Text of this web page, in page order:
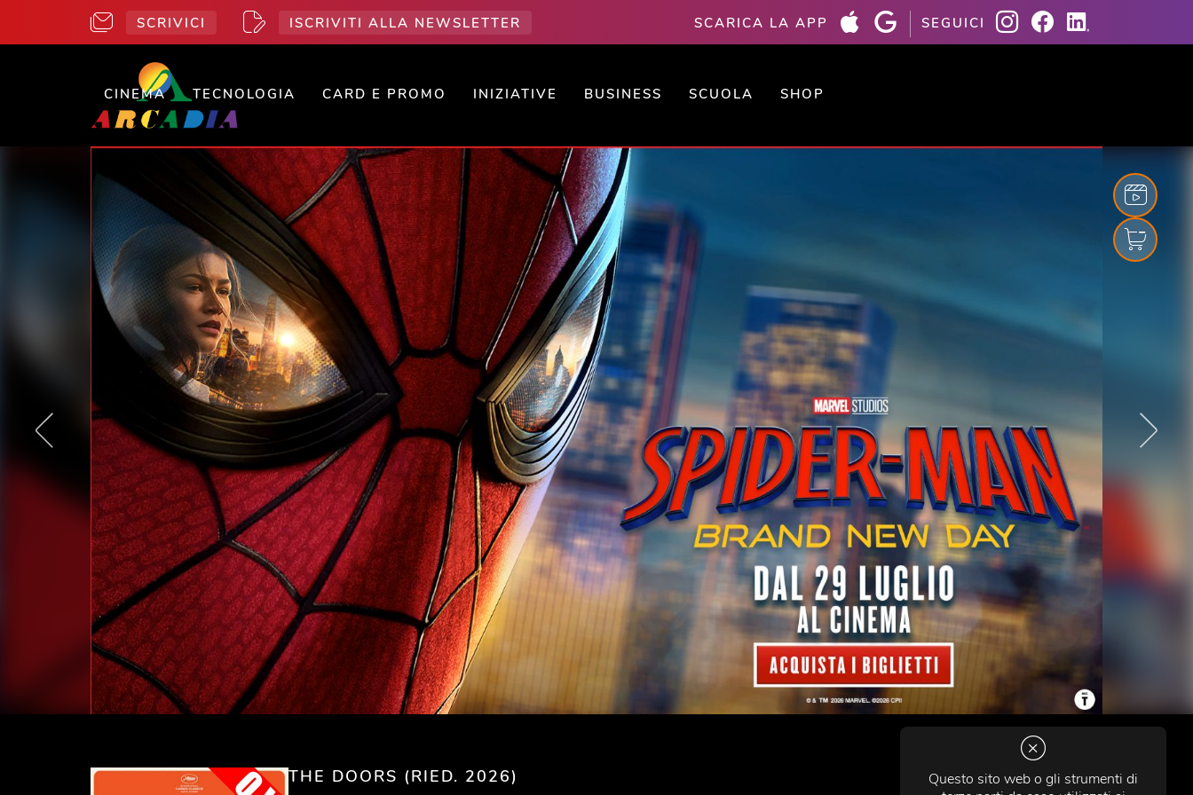
Questo sito web o gli strumenti di
SCRIVICI ISCRIVITI ALLA NEWSLETTER SCARICA LA APP SEGUICI
CINEMA TECNOLOGIA CARD E PROMO INIZIATIVE BUSINESS SCUOLA SHOP
THE DOORS (RIED. 2026)